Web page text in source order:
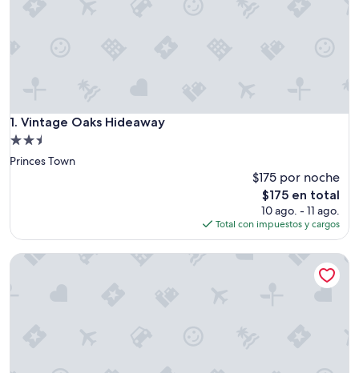
1. Vintage Oaks Hideaway
Vintage Oaks Hideaway
Propiedad
de
Princes Town
$175 por noche
El
precio
actual
es
de
$175 en total
10 ago. - 11 ago.
Total con impuestos y cargos
The Studio of Praise - by Zenbreak